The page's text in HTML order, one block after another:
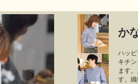
か
ハッ
キチ
ます
す。